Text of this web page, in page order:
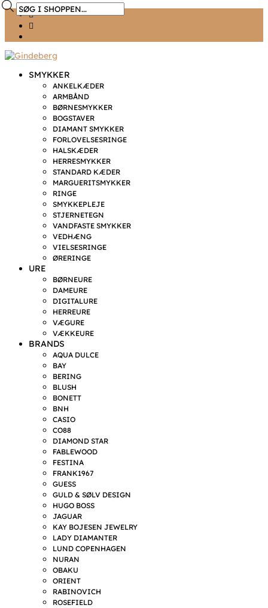
Ønskeliste
SMYKKER
ANKELKÆDER
ARMBÅND
BØRNESMYKKER
BOGSTAVER
DIAMANT SMYKKER
FORLOVELSESRINGE
HALSKÆDER
HERRESMYKKER
STANDARD KÆDER
MARGUERITSMYKKER
RINGE
SMYKKEPLEJE
STJERNETEGN
VANDFASTE SMYKKER
VEDHÆNG
VIELSESRINGE
ØRERINGE
URE
BØRNEURE
DAMEURE
DIGITALURE
HERREURE
VÆGURE
VÆKKEURE
BRANDS
AQUA DULCE
BAY
BERING
BLUSH
BONETT
BNH
CASIO
CO88
DIAMOND STAR
FABLEWOOD
FESTINA
FRANK1967
GUESS
GULD & SØLV DESIGN
HUGO BOSS
JAGUAR
KAY BOJESEN JEWELRY
LADY DIAMANTER
LUND COPENHAGEN
NURAN
OBAKU
ORIENT
RABINOVICH
ROSEFIELD
Products
search